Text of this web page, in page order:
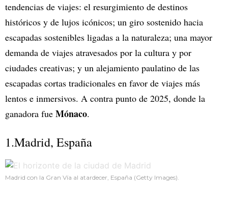
tendencias de viajes: el resurgimiento de destinos
históricos y de lujos icónicos; un giro sostenido hacia
escapadas sostenibles ligadas a la naturaleza; una mayor
demanda de viajes atravesados por la cultura y por
ciudades creativas; y un alejamiento paulatino de las
escapadas cortas tradicionales en favor de viajes más
lentos e inmersivos. A contra punto de 2025, donde la
ganadora fue Mónaco.
1.Madrid, España
Madrid con la Gran Vía al atardecer, España (Getty Images).